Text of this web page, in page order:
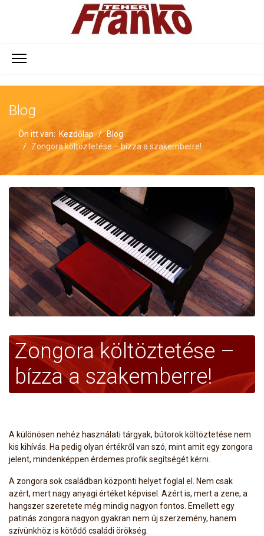
Blog
Ön itt van: Kezdőlap
Blog
Zongora költöztetése – bízza a szakemberre!
Zongora költöztetése –
bízza a szakemberre!
A különösen nehéz használati tárgyak, bútorok költöztetése nem
kis kihívás. Ha pedig olyan értékről van szó, mint amit egy zongora
jelent, mindenképpen érdemes profik segítségét kérni.
A zongora sok családban központi helyet foglal el. Nem csak
azért, mert nagy anyagi értéket képvisel. Azért is, mert a zene, a
hangszer szeretete még mindig nagyon fontos. Emellett egy
patinás zongora nagyon gyakran nem új szerzemény, hanem
szívünkhöz is kötődő családi örökség.